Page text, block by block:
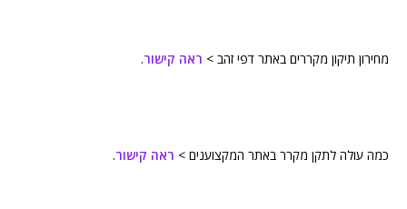
מחירון תיקון מקררים באתר דפי זהב > ראה קישור.
כמה עולה לתקן מקרר באתר המקצוענים > ראה קישור.